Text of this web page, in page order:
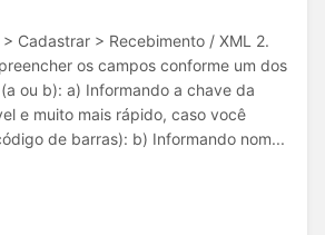
> Cadastrar > Recebimento / XML 2.
os campos conforme um dos
ou b): a) Informando a chave da
e muito mais rápido, caso você
de barras): b) Informando nom...